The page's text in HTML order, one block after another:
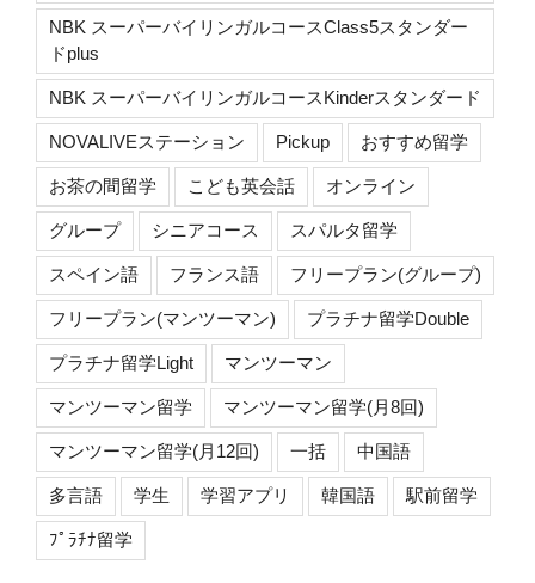
NBK スーパーバイリンガルコースClass5スタンダー
ドplus
NBK スーパーバイリンガルコースKinderスタンダード
NOVALIVEステーション Pickup おすすめ留学
お茶の間留学 こども英会話 オンライン
グループ シニアコース スパルタ留学
スペイン語 フランス語 フリープラン(グループ)
フリープラン(マンツーマン) プラチナ留学Double
プラチナ留学Light マンツーマン
マンツーマン留学 マンツーマン留学(月8回)
マンツーマン留学(月12回) 一括 中国語
多言語 学生 学習アプリ 韓国語 駅前留学
ﾌﾟﾗﾁﾅ留学